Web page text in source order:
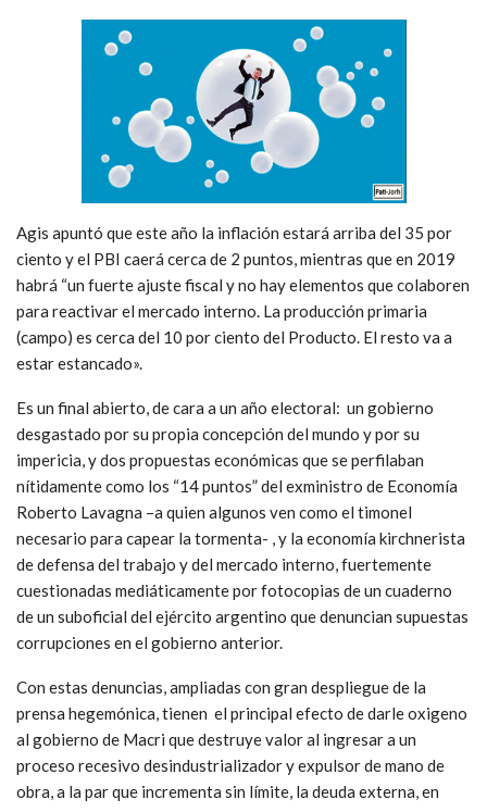
Agis apuntó que este año la inflación estará arriba del 35 por
ciento y el PBI caerá cerca de 2 puntos, mientras que en 2019
habrá “un fuerte ajuste fiscal y no hay elementos que colaboren
para reactivar el mercado interno. La producción primaria
(campo) es cerca del 10 por ciento del Producto. El resto va a
estar estancado».
Es un final abierto, de cara a un año electoral: un gobierno
desgastado por su propia concepción del mundo y por su
impericia, y dos propuestas económicas que se perfilaban
nítidamente como los “14 puntos” del exministro de Economía
Roberto Lavagna –a quien algunos ven como el timonel
necesario para capear la tormenta- , y la economía kirchnerista
de defensa del trabajo y del mercado interno, fuertemente
cuestionadas mediáticamente por fotocopias de un cuaderno
de un suboficial del ejército argentino que denuncian supuestas
corrupciones en el gobierno anterior.
Con estas denuncias, ampliadas con gran despliegue de la
prensa hegemónica, tienen el principal efecto de darle oxigeno
al gobierno de Macri que destruye valor al ingresar a un
proceso recesivo desindustrializador y expulsor de mano de
obra, a la par que incrementa sin límite, la deuda externa, en